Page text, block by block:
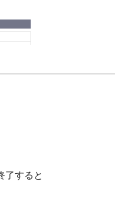
了すると